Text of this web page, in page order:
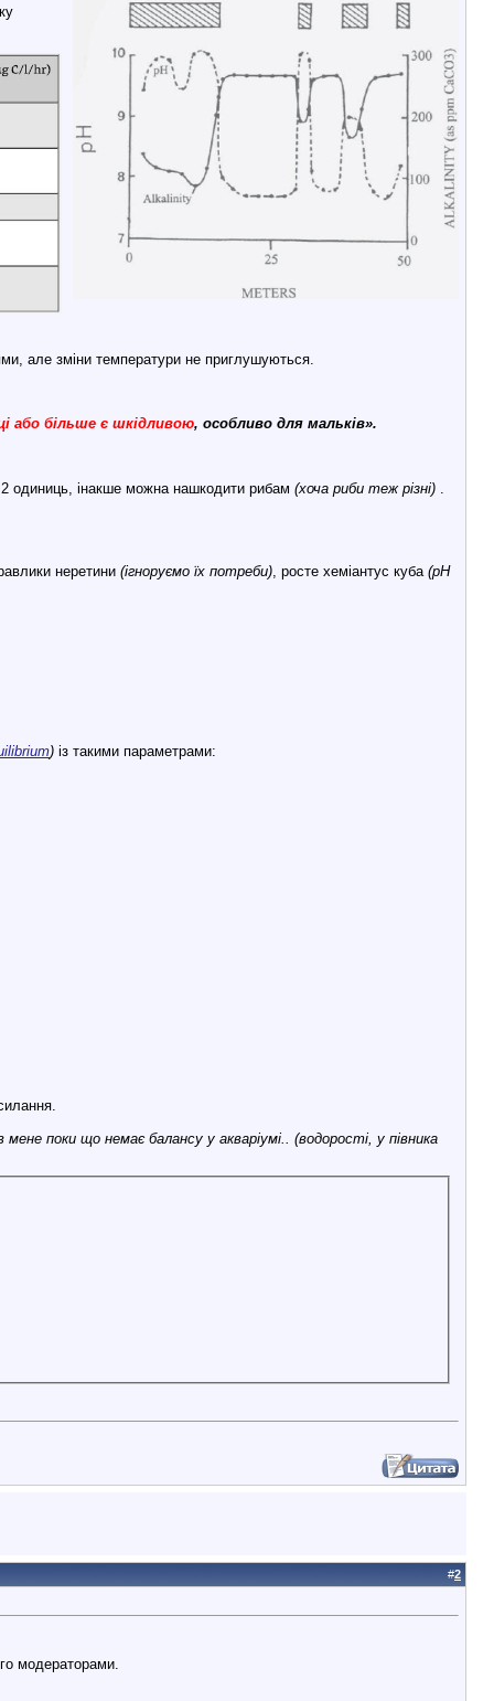
але зміни температури не приглушуються.
або більше є шкідливою, особливо для мальків».
одиниць, інакше можна нашкодити рибам (хоча риби теж різні)
неретини (ігноруємо їх потреби) , росте хеміантус куба (pH
) із такими параметрами:
поки що немає балансу у акваріумі.. (водорості, у півника
#2
модераторами.